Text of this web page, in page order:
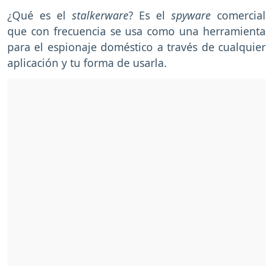
¿Qué es el stalkerware? Es elspyware comercial
que con frecuencia se usa como una herramienta
para el espionaje doméstico a través de cualquier
aplicación y tu forma de usarla.